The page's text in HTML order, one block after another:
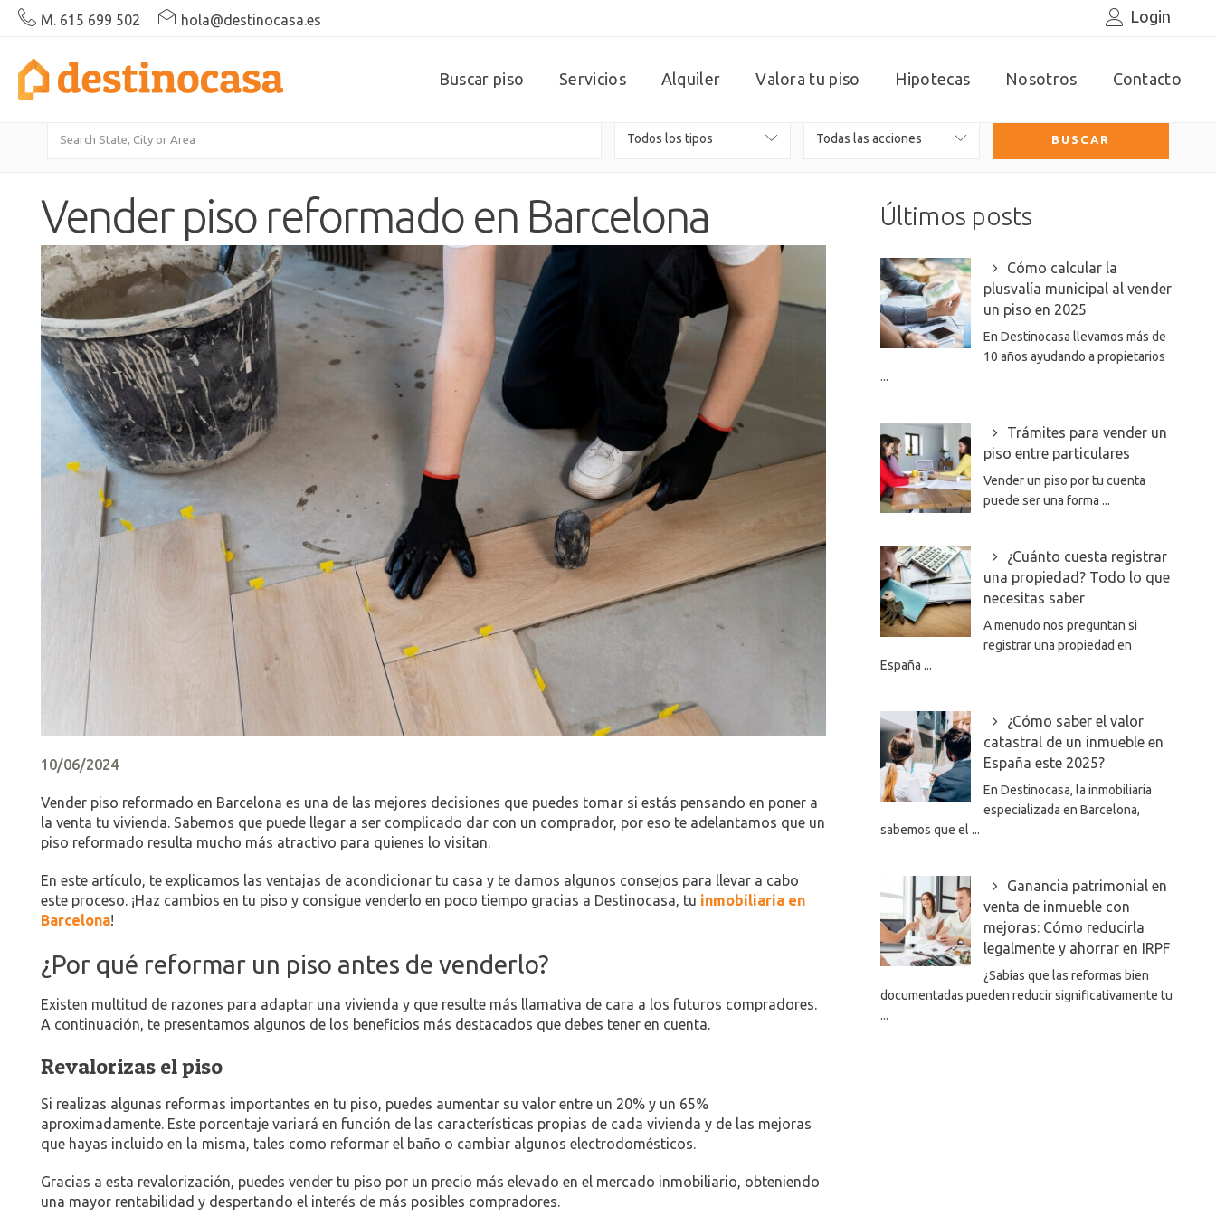
M. 615 699 502 hola@destinocasa.es Login
Buscar piso Servicios Alquiler Valora tu piso Hipotecas Nosotros Contacto
Todos los tipos Todas las acciones
Vender piso reformado en Barcelona
10/06/2024
Vender piso reformado en Barcelona es una de las mejores decisiones que puedes tomar si estás pensando en poner a
la venta tu vivienda. Sabemos que puede llegar a ser complicado dar con un comprador, por eso te adelantamos que un
piso reformado resulta mucho más atractivo para quienes lo visitan.
En este artículo, te explicamos las ventajas de acondicionar tu casa y te damos algunos consejos para llevar a cabo
este proceso. ¡Haz cambios en tu piso y consigue venderlo en poco tiempo gracias a Destinocasa, tu inmobiliaria en
Barcelona!
¿Por qué reformar un piso antes de venderlo?
Existen multitud de razones para adaptar una vivienda y que resulte más llamativa de cara a los futuros compradores.
A continuación, te presentamos algunos de los beneficios más destacados que debes tener en cuenta.
Revalorizas el piso
Si realizas algunas reformas importantes en tu piso, puedes aumentar su valor entre un 20% y un 65%
aproximadamente. Este porcentaje variará en función de las características propias de cada vivienda y de las mejoras
que hayas incluido en la misma, tales como reformar el baño o cambiar algunos electrodomésticos.
Gracias a esta revalorización, puedes vender tu piso por un precio más elevado en el mercado inmobiliario, obteniendo
una mayor rentabilidad y despertando el interés de más posibles compradores.
Últimos posts
Cómo calcular la
plusvalía municipal al vender
un piso en 2025
En Destinocasa llevamos más de
10 años ayudando a propietarios
...
Trámites para vender un
piso entre particulares
Vender un piso por tu cuenta
puede ser una forma ...
¿Cuánto cuesta registrar
una propiedad? Todo lo que
necesitas saber
A menudo nos preguntan si
registrar una propiedad en
España ...
¿Cómo saber el valor
catastral de un inmueble en
España este 2025?
En Destinocasa, la inmobiliaria
especializada en Barcelona,
sabemos que el ...
Ganancia patrimonial en
venta de inmueble con
mejoras: Cómo reducirla
legalmente y ahorrar en IRPF
¿Sabías que las reformas bien
documentadas pueden reducir significativamente tu
...